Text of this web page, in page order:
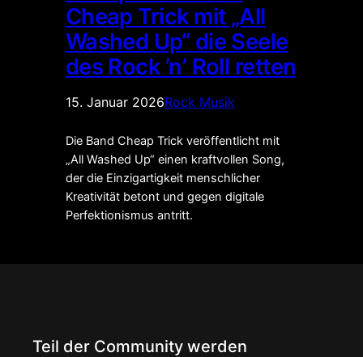
Cheap Trick mit „All
Washed Up“ die Seele
des Rock ’n’ Roll retten
15. Januar 2026Rock Musik
Die Band Cheap Trick veröffentlicht mit
„All Washed Up“ einen kraftvollen Song,
der die Einzigartigkeit menschlicher
Kreativität betont und gegen digitale
Perfektionismus antritt.
Teil der Community werden